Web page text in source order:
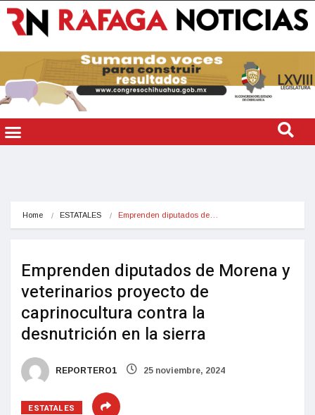
Home ESTATALES Emprenden diputados de…
Emprenden diputados de Morena y
veterinarios proyecto de
caprinocultura contra la
desnutrición en la sierra
REPORTERO1 25 noviembre, 2024
ESTATALES